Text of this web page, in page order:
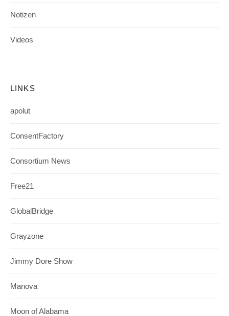
Notizen
Videos
LINKS
apolut
ConsentFactory
Consortium News
Free21
GlobalBridge
Grayzone
Jimmy Dore Show
Manova
Moon of Alabama